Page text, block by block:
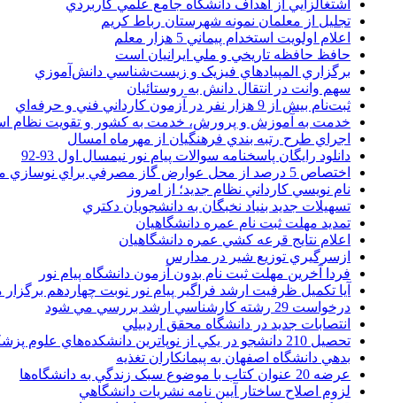
اشتغالزايي از اهداف دانشگاه جامع علمي کاربردي
تجليل از معلمان نمونه شهرستان رباط کريم
اعلام اولويت استخدام پيماني 5 هزار معلم
حافظ حافظه تاريخي و ملي ايرانيان است
برگزاري المپيادهاي فيزيک و زيست‌شناسي دانش‌آموزي
سهم وانت در انتقال دانش به روستائيان
ثبت‌نام بيش از 9 هزار نفر در آزمون کارداني فني و حرفه‌اي
خدمت به آموزش و پرورش، خدمت به کشور و تقويت نظام
اجراي طرح رتبه بندي فرهنگيان از مهرماه امسال
دانلود رایگان پاسخنامه سوالات پیام نور نیمسال اول 93-92
اختصاص 5 درصد از محل عوارض گاز مصرفي براي نوسازي مدارس
نام نويسي کارداني نظام جديد؛ از امروز
تسهيلات جديد بنياد نخبگان به دانشجويان دکتري
تمديد مهلت ثبت نام عمره دانشگاهيان
اعلام نتايج قرعه کشي عمره دانشگاهيان
ازسرگيري توزيع شير در مدارس
فردا آخرین مهلت ثبت نام بدون آزمون دانشگاه پیام نور
آیا تکمیل ظرفیت ارشد فراگیر پیام نور نوبت چهاردهم
درخواست 29 رشته کارشناسي ارشد بررسي مي شود
انتصابات جديد در دانشگاه محقق اردبيلي
تحصيل 210 دانشجو در يکي از نوپاترين دانشکده‌هاي علوم پزشکي کشور
بدهي دانشگاه اصفهان به پيمانکاران تغذيه
عرضه 20 عنوان کتاب با موضوع سبک زندگي به دانشگاه‌ها
لزوم اصلاح ساختار آيين نامه نشريات دانشگاهي